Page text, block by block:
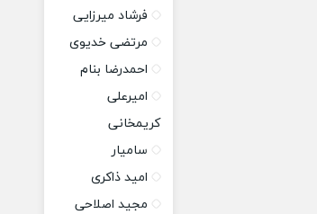
فرشاد میرزایی
مرتضی خدیوی
احمدرضا بنام
امیرعلی
کریمخانی
سامیار
امید ذاکری
مجید اصلاحی